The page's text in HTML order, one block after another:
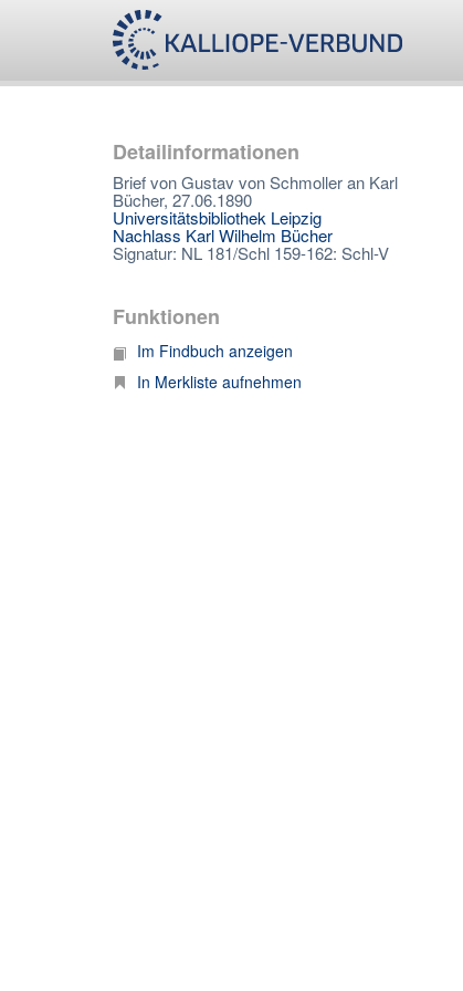
Detailinformationen
Brief von Gustav von Schmoller an Karl
Bücher, 27.06.1890
Universitätsbibliothek Leipzig
Nachlass Karl Wilhelm Bücher
Signatur: NL 181/Schl 159-162: Schl-V
Funktionen
Im Findbuch anzeigen
In Merkliste aufnehmen